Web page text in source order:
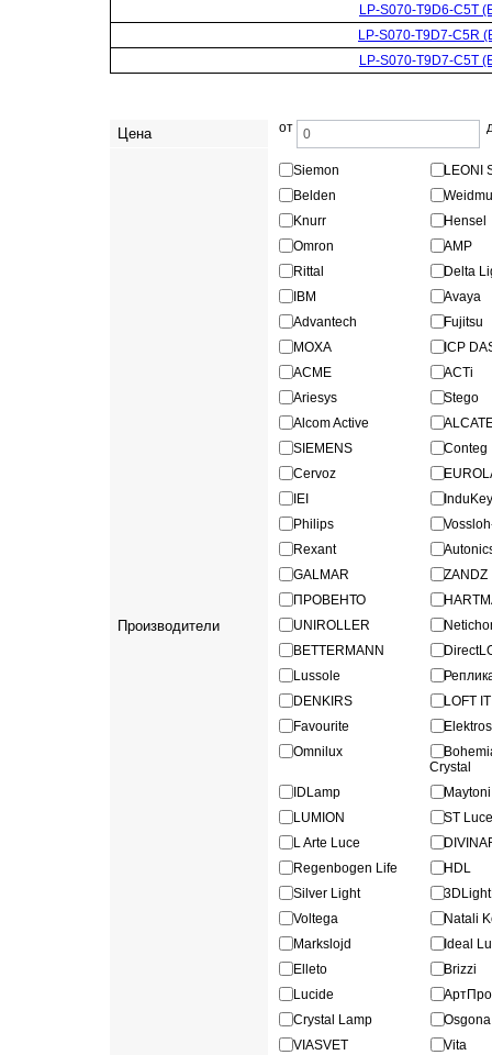
LP-S070-T9D6-C5T
LP-S070-T9D7-C5R
LP-S070-T9D7-C5T
Цена от
Производители
Siemon
LEONI
Belden
Knurr
Hensel
Omron
AMP
Rittal
Delta
IBM
Avaya
Advantech
Fujitsu
MOXA
ICP
ACME
ACTi
Ariesys
Stego
Alcom Active
SIEMENS
Conteg
Cervoz
IEI
Philips
Rexant
GALMAR
ZANDZ
ПРОВЕНТО
UNIROLLER
BETTERMANN
Lussole
DENKIRS
LOFT IT
Favourite
Omnilux
Crystal
IDLamp
Maytoni
LUMION
ST
L Arte Luce
Regenbogen Life
HDL
Silver Light
Voltega
Natali
Markslojd
Ideal
Elleto
Brizzi
Lucide
Crystal Lamp
Osgona
VIASVET
Vita